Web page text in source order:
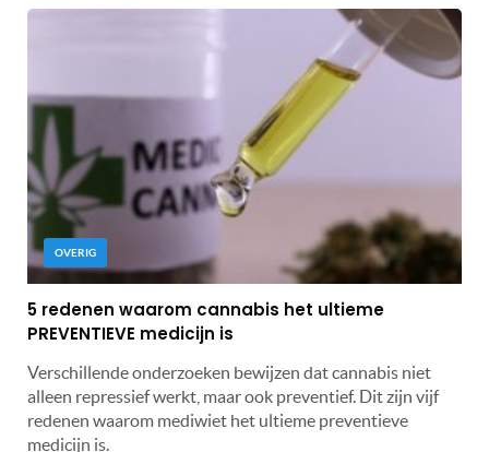
OVERIG
5 redenen waarom cannabis het ultieme
PREVENTIEVE medicijn is
Verschillende onderzoeken bewijzen dat cannabis niet
alleen repressief werkt, maar ook preventief. Dit zijn vijf
redenen waarom mediwiet het ultieme preventieve
medicijn is.